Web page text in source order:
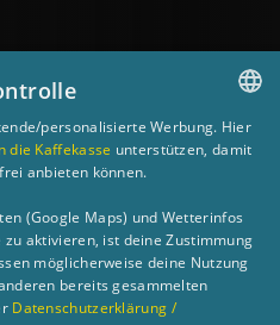
GERMAN
personalisierte Werbung. Hier
die Kaffekasse unterstützen, damit
anbieten können.
(Google Maps) und Wetterinfos
aktivieren, ist deine Zustimmung
möglicherweise deine Nutzung
bereits gesammelten
Datenschutzerklärung /